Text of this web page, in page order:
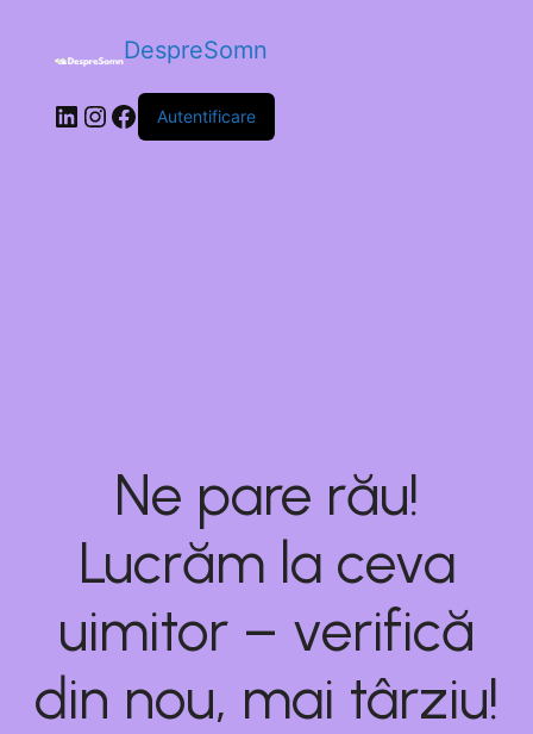
DespreSomn
Autentificare
Ne pare rău!
Lucrăm la ceva
uimitor – verifică
din nou, mai târziu!